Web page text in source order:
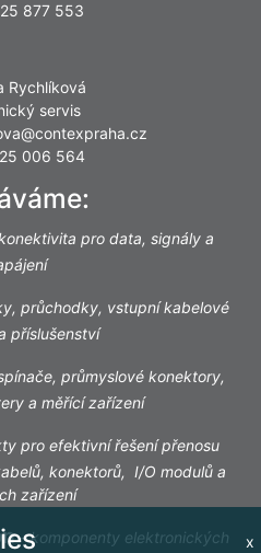
877 553
Rychlíková
servis
006 564
pro data, signály a
průchodky, vstupní kabelové
příslušenství
průmyslové konektory,
a měřící zařízení
pro efektivní řešení přenosu
konektorů, I/O modulů a
zařízení
-komponenty elektronických x